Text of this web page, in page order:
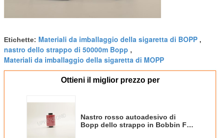
Etichette: Materiali da imballaggio della sigaretta di BOPP ,
nastro dello strappo di 50000m Bopp ,
Materiali da imballaggio della sigaretta di MOPP
Ottieni il miglior prezzo per
Nastro rosso autoadesivo di
Bopp dello strappo in Bobbin For